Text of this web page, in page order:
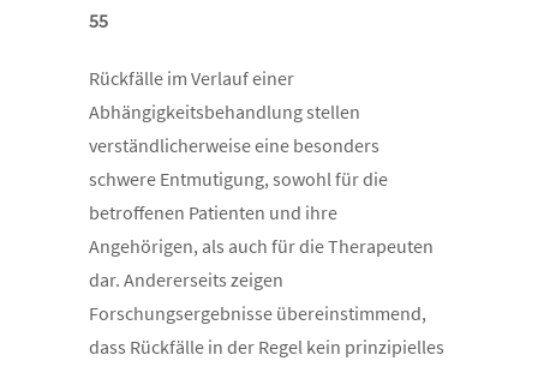
55
Rückfälle im Verlauf einer
Abhängigkeitsbehandlung stellen
verständlicherweise eine besonders
schwere Entmutigung, sowohl für die
betroffenen Patienten und ihre
Angehörigen, als auch für die Therapeuten
dar. Andererseits zeigen
Forschungsergebnisse übereinstimmend,
dass Rückfälle in der Regel kein prinzipielles